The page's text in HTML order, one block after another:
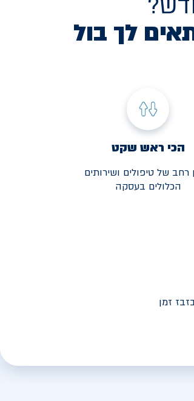
לך בול
הכי ראש שקט
רחב של טיפולים ושירותים
הכלולים בעסקה
זמן